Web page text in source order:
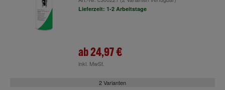
Lieferzeit: 1-2 Arbeitstage
ab24,97 €
inkl. MwSt.
2 Varianten